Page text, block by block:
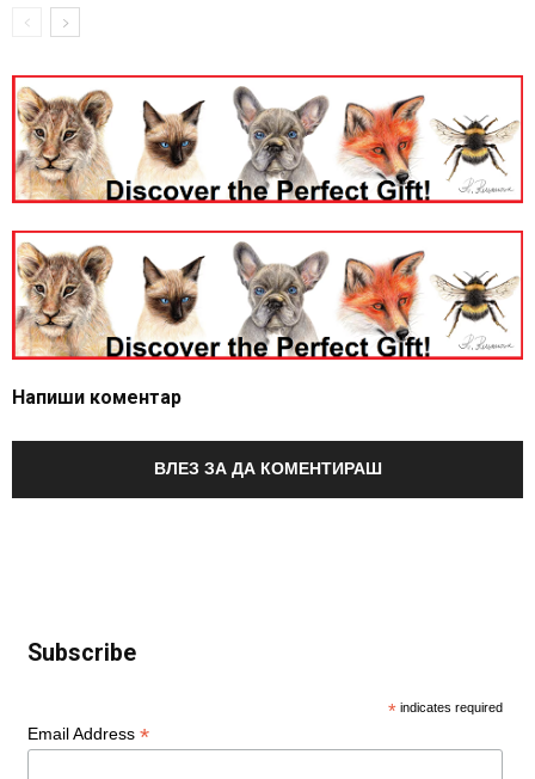
Напиши коментар
ВЛЕЗ ЗА ДА КОМЕНТИРАШ
Subscribe
* indicates required
Email Address *